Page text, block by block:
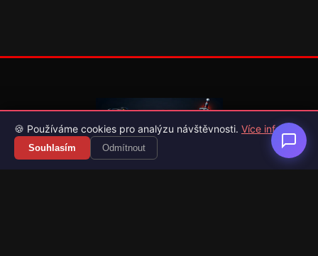
Váš průvodce světem videoher. Novinky, recenze a česko-
slovenské překlady her.
🍪 Používáme cookies pro analýzu návštěvnosti. Více info
Souhlasím Odmítnout